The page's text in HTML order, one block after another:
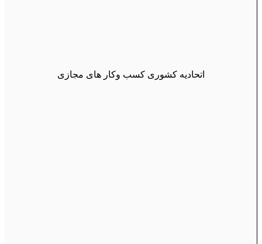
اتحادیه کشوری کسب وکار های مجازی